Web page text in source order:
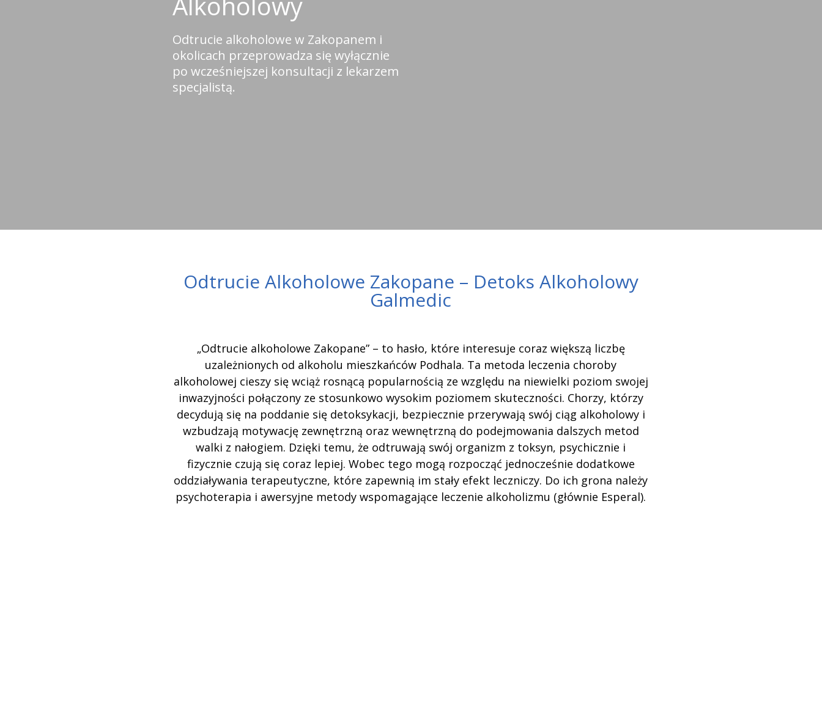
Odtrucie alkoholowe w Zakopanem i
okolicach przeprowadza się wyłącznie
po wcześniejszej konsultacji z lekarzem
specjalistą.
Odtrucie Alkoholowe Zakopane – Detoks Alkoholowy
Galmedic
„Odtrucie alkoholowe Zakopane” – to hasło, które interesuje coraz większą liczbę
uzależnionych od alkoholu mieszkańców Podhala. Ta metoda leczenia choroby
alkoholowej cieszy się wciąż rosnącą popularnością ze względu na niewielki poziom swojej
inwazyjności połączony ze stosunkowo wysokim poziomem skuteczności. Chorzy, którzy
decydują się na poddanie się detoksykacji, bezpiecznie przerywają swój ciąg alkoholowy i
wzbudzają motywację zewnętrzną oraz wewnętrzną do podejmowania dalszych metod
walki z nałogiem. Dzięki temu, że odtruwają swój organizm z toksyn, psychicznie i
fizycznie czują się coraz lepiej. Wobec tego mogą rozpocząć jednocześnie dodatkowe
oddziaływania terapeutyczne, które zapewnią im stały efekt leczniczy. Do ich grona należy
psychoterapia i awersyjne metody wspomagające leczenie alkoholizmu (głównie Esperal).